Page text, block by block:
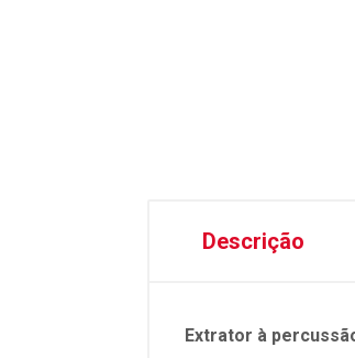
Descrição
Extrator à